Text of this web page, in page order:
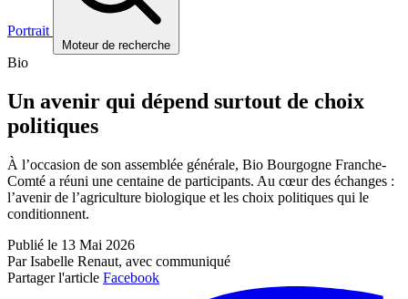
Portrait
Moteur de recherche
Bio
Un avenir qui dépend surtout de choix
politiques
À l’occasion de son assemblée générale, Bio Bourgogne Franche-
Comté a réuni une centaine de participants. Au cœur des échanges :
l’avenir de l’agriculture biologique et les choix politiques qui le
conditionnent.
Publié le 13 Mai 2026
Par Isabelle Renaut, avec communiqué
Partager l'article Facebook